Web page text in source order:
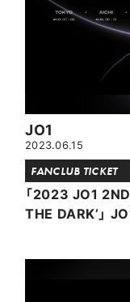
JO1
2023.06.15
FANCLUB TICKET
「2023 JO1
THE DARK’」